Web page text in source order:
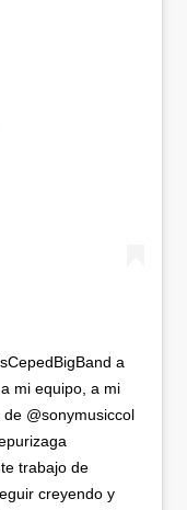
a
mi equipo, a mi
@sonymusiccol
trabajo de
creyendo y